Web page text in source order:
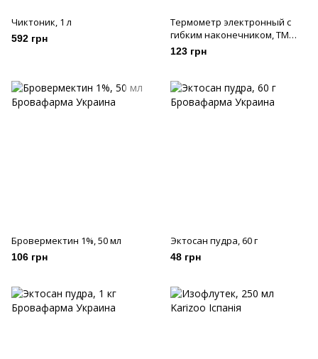
Чиктоник, 1 л
592 грн
Термометр электронный с
гибким наконечником, ТМ
"Ігар", DT-K111A
123 грн
Бровермектин 1%, 50 мл
106 грн
Эктосан пудра, 60 г
48 грн